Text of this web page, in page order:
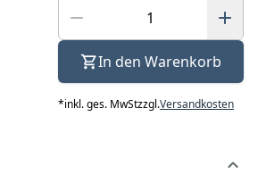
In den Warenkorb
*inkl. ges. MwStzzgl.Versandkosten